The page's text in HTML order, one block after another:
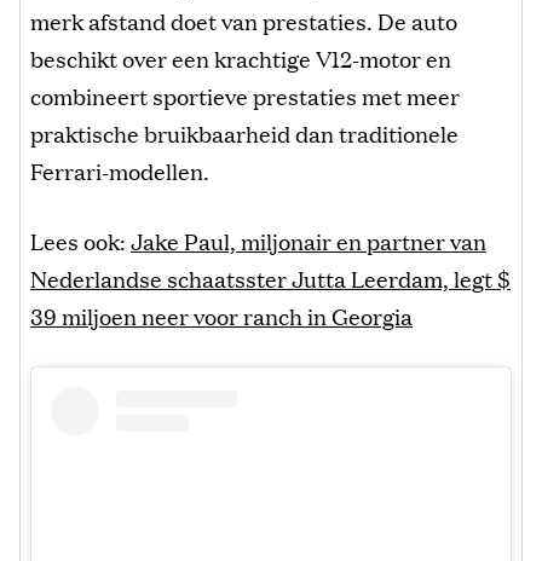
merk afstand doet van prestaties. De auto
beschikt over een krachtige V12-motor en
combineert sportieve prestaties met meer
praktische bruikbaarheid dan traditionele
Ferrari-modellen.
Lees ook:Jake Paul, miljonair en partner van
Nederlandse schaatsster Jutta Leerdam, legt $
39 miljoen neer voor ranch in Georgia